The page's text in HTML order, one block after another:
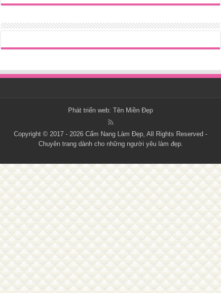
Phát triển web: Tên Miền Đẹp
Copyright © 2017 - 2026 Cẩm Nang Làm Đẹp , All Rights Reserved -
Chuyên trang dành cho những người yêu làm đẹp.